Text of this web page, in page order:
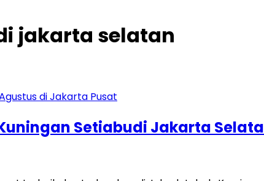
jakarta selatan
Setiabudi Jakarta